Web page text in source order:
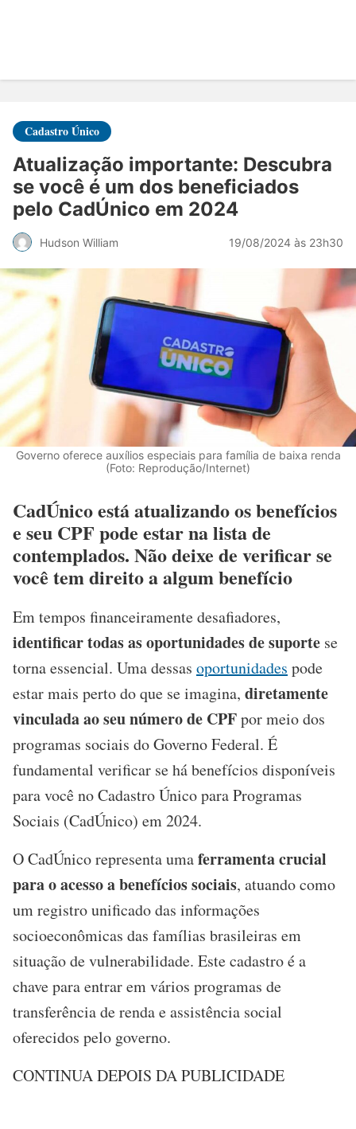
Cadastro Único
Atualização importante: Descubra
se você é um dos beneficiados
pelo CadÚnico em 2024
Hudson William 19/08/2024 às 23h30
Governo oferece auxílios especiais para família de baixa renda
(Foto: Reprodução/Internet)
CadÚnico está atualizando os benefícios
e seu CPF pode estar na lista de
contemplados. Não deixe de verificar se
você tem direito a algum benefício
Em tempos financeiramente desafiadores,
identificar todas as oportunidades de suporte se
torna essencial. Uma dessas oportunidades pode
estar mais perto do que se imagina, diretamente
vinculada ao seu número de CPFpor meio dos
programas sociais do Governo Federal. É
fundamental verificar se há benefícios disponíveis
para você no Cadastro Único para Programas
Sociais (CadÚnico) em 2024.
O CadÚnico representa umaferramenta crucial
para o acesso a benefícios sociais, atuando como
um registro unificado das informações
socioeconômicas das famílias brasileiras em
situação de vulnerabilidade. Este cadastro é a
chave para entrar em vários programas de
transferência de renda e assistência social
oferecidos pelo governo.
CONTINUA DEPOIS DA PUBLICIDADE